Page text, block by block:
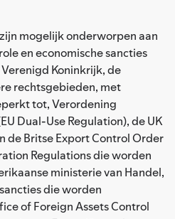
mogelijk onderworpen aan
en economische sancties
Koninkrijk, de
rechtsgebieden, met
tot, Verordening
Dual-Use Regulation), de UK
de Britse Export Control Order
Regulations die worden
ministerie van Handel,
die worden
of Foreign Assets Control